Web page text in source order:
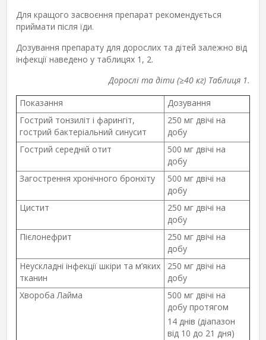
Для кращого засвоєння препарат рекомендується
приймати після їди.
Дозування препарату для дорослих та дітей залежно від
інфекції наведено у таблицях 1, 2.
Дорослі та діти (≥40 кг) Таблиця 1.
Показання
Дозування
Гострий тонзиліт і фарингіт,
гострий бактеріальний синусит
250 мг двічі на
добу
Гострий середній отит
500 мг двічі на
добу
Загострення хронічного бронхіту
500 мг двічі на
добу
Цистит
250 мг двічі на
добу
Пієлонефрит
250 мг двічі на
добу
Неускладні інфекції шкіри та м’яких
тканин
250 мг двічі на
добу
Хвороба Лайма
500 мг двічі на
добу протягом
14 днів (діапазон
від 10 до 21 дня)